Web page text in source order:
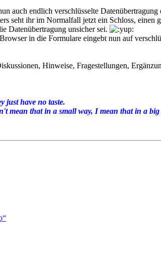
auch endlich verschlüsselte Datenübertragung
seht ihr im Normalfall jetzt ein Schloss,
Datenübertragung unsicher sei.
in die Formulare eingebt nun auf
Hinweise, Fragestellungen,
just have no taste.
mean that in a small way, I mean that in a